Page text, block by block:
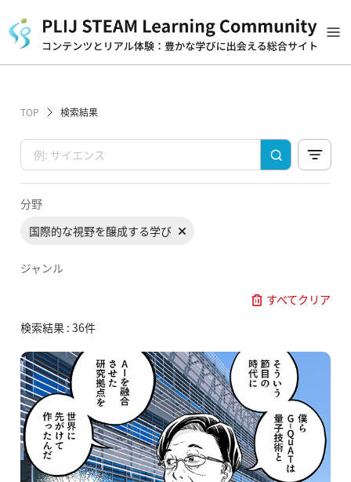
TOP 検索結果
分野
国際的な視野を醸成する学び
ジャンル
すべてクリア
検索結果 : 36件